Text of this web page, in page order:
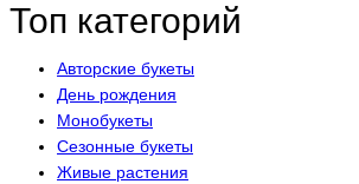
Топ категорий
Авторские букеты
День рождения
Монобукеты
Сезонные букеты
Живые растения